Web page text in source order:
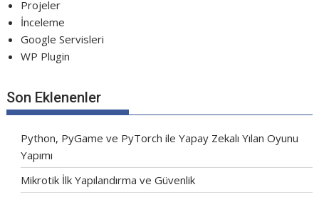
Projeler
İnceleme
Google Servisleri
WP Plugin
Son Eklenenler
Python, PyGame ve PyTorch ile Yapay Zekalı Yılan Oyunu
Yapımı
Mikrotik İlk Yapılandırma ve Güvenlik